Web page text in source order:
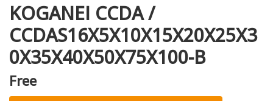
KOGANEI CCDA /
CCDAS16X5X10X15X20X25X3
0X35X40X50X75X100-B
Free